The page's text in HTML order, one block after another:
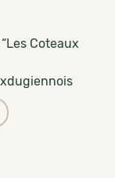
Coteaux